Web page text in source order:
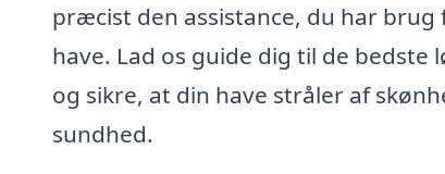
præcist den assistance, du har brug
have. Lad os guide dig til de bedste
og sikre, at din have stråler af
sundhed.